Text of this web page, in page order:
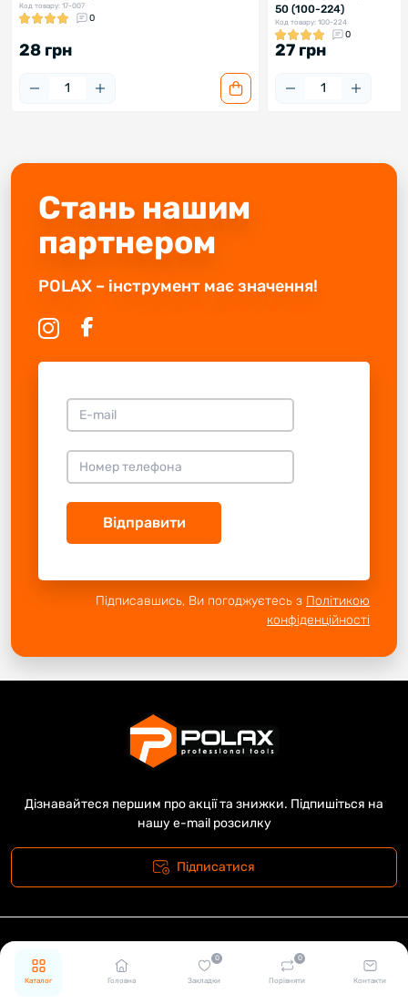
Каталог Головна Закладки
0
Порівняти
0
Контакти
Код товару: 17-007
0
28 грн
50 (100-224)
Код товару: 100-224
0
27 грн
Стань нашим
партнером
POLAX – інструмент має значення!
Відправити
Підписавшись, Ви погоджуєтесь з Політикою
конфіденційності
Дізнавайтеся першим про акції та знижки. Підпишіться на
нашу e-mail розсилку
Підписатися
(050) 288 80 08
Графік роботи
Пн.-Пт.: з 8:00 до 17:00